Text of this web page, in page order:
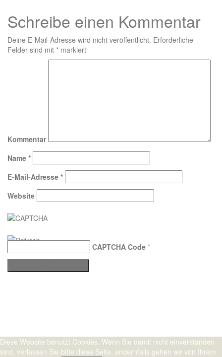
Schreibe einen Kommentar
Deine E-Mail-Adresse wird nicht veröffentlicht. Erforderliche
Felder sind mit * markiert
Kommentar
Name *
E-Mail-Adresse *
Website
CAPTCHA Code *
Diese Website benutzt Cookies. Wenn Sie damit nicht einverstanden
sind, verlassen Sie bitte diese Seite, andernfalls gehen wir von Ihrem